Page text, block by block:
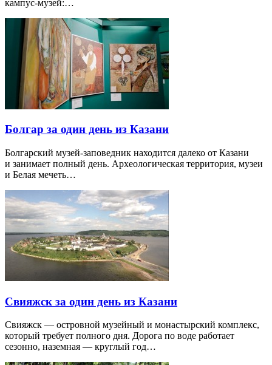
кампус-музей:…
Болгар за один день из Казани
Болгарский музей-заповедник находится далеко от Казани
и занимает полный день. Археологическая территория, музеи
и Белая мечеть…
Свияжск за один день из Казани
Свияжск — островной музейный и монастырский комплекс,
который требует полного дня. Дорога по воде работает
сезонно, наземная — круглый год…